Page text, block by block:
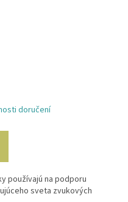
doručení
používajú na podporu
sveta zvukových